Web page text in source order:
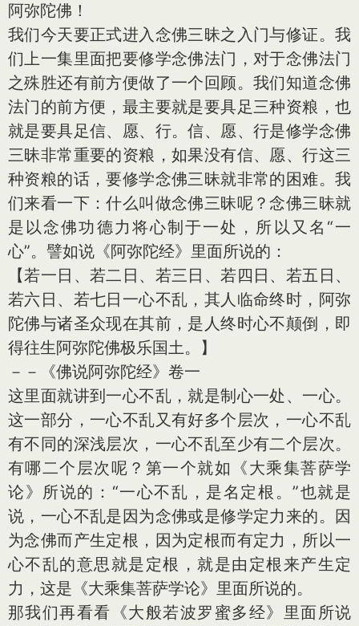
阿弥陀佛！
我们今天要正式进入念佛三昧之入门与修证。我
们上一集里面把要修学念佛法门，对于念佛法门
之殊胜还有前方便做了一个回顾。我们知道念佛
法门的前方便，最主要就是要具足三种资粮，也
就是要具足信、愿、行。信、愿、行是修学念佛
三昧非常重要的资粮，如果没有信、愿、行这三
种资粮的话，要修学念佛三昧就非常的困难。我
们来看一下：什么叫做念佛三昧呢？念佛三昧就
是以念佛功德力将心制于一处，所以又名“一
心”。譬如说《阿弥陀经》里面所说的：
【若一日、若二日、若三日、若四日、若五日、
若六日、若七日一心不乱，其人临命终时，阿弥
陀佛与诸圣众现在其前，是人终时心不颠倒，即
得往生阿弥陀佛极乐国土。】
－－《佛说阿弥陀经》卷一
这里面就讲到一心不乱，就是制心一处、一心。
这一部分，一心不乱又有好多个层次，一心不乱
有不同的深浅层次，一心不乱至少有二个层次。
有哪二个层次呢？第一个就如《大乘集菩萨学
论》所说的：“一心不乱，是名定根。”也就是
说，一心不乱是因为念佛或是修学定力来的。因
为念佛而产生定根，因为定根而有定力，所以一
心不乱的意思就是定根，就是由定根来产生定
力，这是《大乘集菩萨学论》里面所说的。
那我们再看看《大般若波罗蜜多经》里面所说